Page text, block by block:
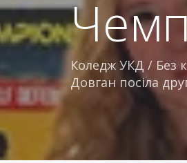
Коледж УКД / Без
Довган посіла